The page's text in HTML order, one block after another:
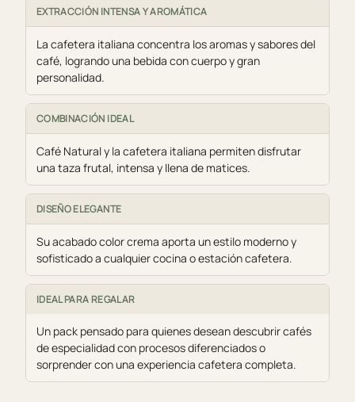
EXTRACCIÓN INTENSA Y AROMÁTICA
La cafetera italiana concentra los aromas y sabores del
café, logrando una bebida con cuerpo y gran
personalidad.
COMBINACIÓN IDEAL
Café Natural y la cafetera italiana permiten disfrutar
una taza frutal, intensa y llena de matices.
DISEÑO ELEGANTE
Su acabado color crema aporta un estilo moderno y
sofisticado a cualquier cocina o estación cafetera.
IDEAL PARA REGALAR
Un pack pensado para quienes desean descubrir cafés
de especialidad con procesos diferenciados o
sorprender con una experiencia cafetera completa.